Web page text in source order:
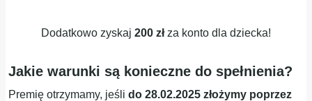
Dodatkowo zyskaj 200 złza konto dla dziecka!
Jakie warunki są konieczne do spełnienia?
Premię otrzymamy, jeślido 28.02.2025 złożymy poprzez